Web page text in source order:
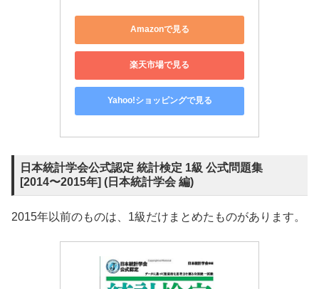
Amazonで見る
楽天市場で見る
Yahoo!ショッピングで見る
日本統計学会公式認定 統計検定 1級 公式問題集
[2014〜2015年] (日本統計学会 編)
2015年以前のものは、1級だけまとめたものがあります。